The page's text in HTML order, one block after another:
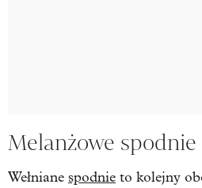
Melanżowe spodnie
Wełniane spodnie to kolejny